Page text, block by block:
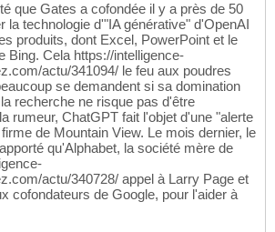
que Gates a cofondée il y a près de 50
la technologie d'"IA générative" d'OpenAI
produits, dont Excel, PowerPoint et le
Bing. Cela https://intelligence-
actu/341094/ le feu aux poudres
se demandent si sa domination
recherche ne risque pas d'être
rumeur, ChatGPT fait l'objet d'une "alerte
de Mountain View. Le mois dernier, le
qu'Alphabet, la société mère de
actu/340728/ appel à Larry Page et
cofondateurs de Google, pour l'aider à